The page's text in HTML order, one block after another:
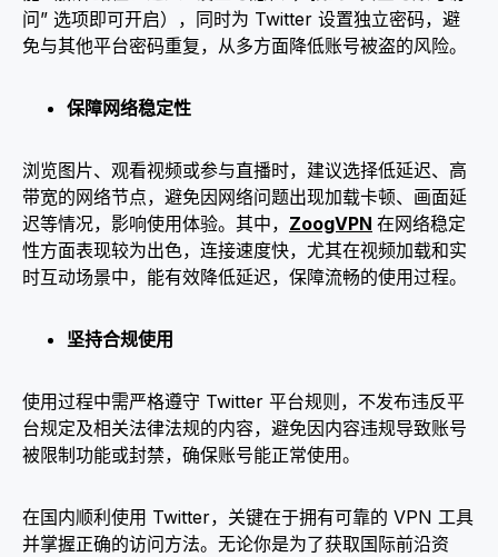
问” 选项即可开启），同时为 Twitter 设置独立密码，避
免与其他平台密码重复，从多方面降低账号被盗的风险。​
保障网络稳定性​
浏览图片、观看视频或参与直播时，建议选择低延迟、高
带宽的网络节点，避免因网络问题出现加载卡顿、画面延
迟等情况，影响使用体验。其中， ZoogVPN 在网络稳定
性方面表现较为出色，连接速度快，尤其在视频加载和实
时互动场景中，能有效降低延迟，保障流畅的使用过程。​
坚持合规使用​
使用过程中需严格遵守 Twitter 平台规则，不发布违反平
台规定及相关法律法规的内容，避免因内容违规导致账号
被限制功能或封禁，确保账号能正常使用。​
在国内顺利使用 Twitter，关键在于拥有可靠的 VPN 工具
并掌握正确的访问方法。无论你是为了获取国际前沿资